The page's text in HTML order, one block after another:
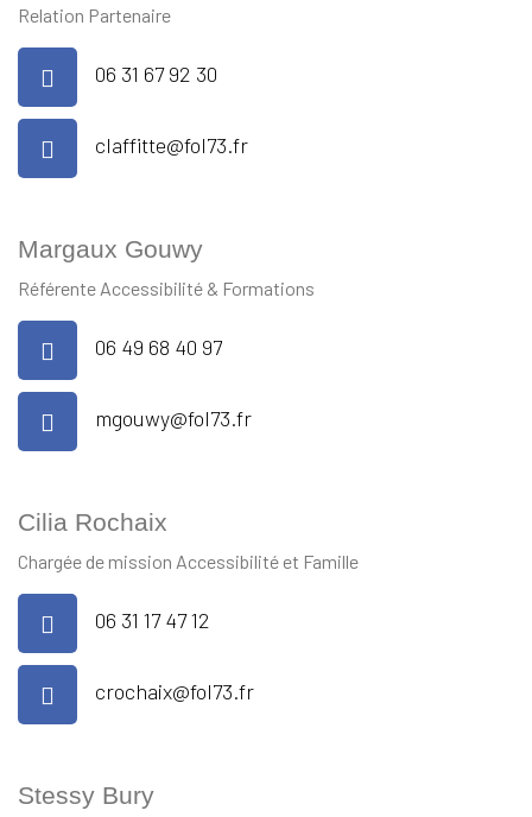
Relation Partenaire
06 31 67 92 30
claffitte@fol73.fr
Margaux Gouwy
Référente Accessibilité & Formations
06 49 68 40 97
mgouwy@fol73.fr
Cilia Rochaix
Chargée de mission Accessibilité et Famille
06 31 17 47 12
crochaix@fol73.fr
Stessy Bury